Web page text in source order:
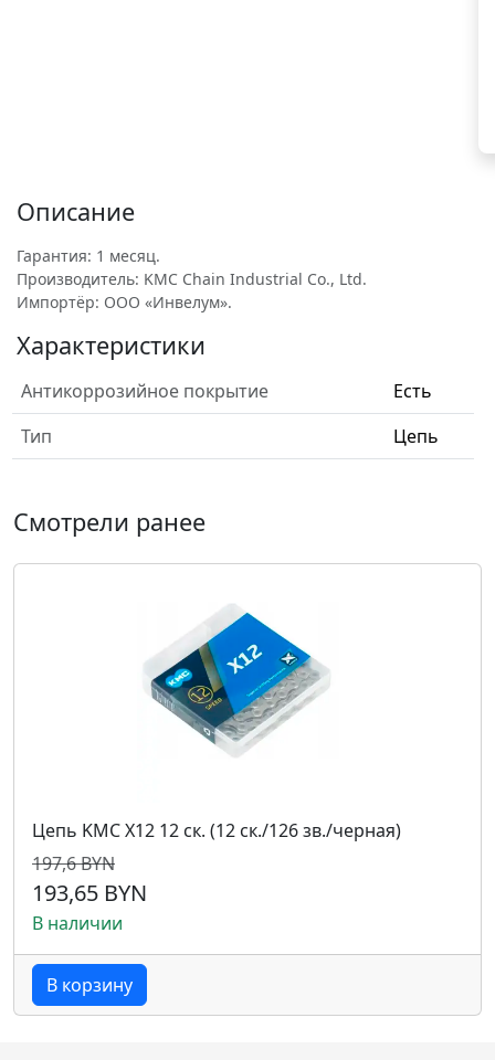
Описание
Гарантия: 1 месяц.
Производитель: KMC Chain Industrial Co., Ltd.
Импортёр: ООО «Инвелум».
Характеристики
Антикоррозийное покрытие
Есть
Тип
Цепь
Смотрели ранее
Цепь KMC X12 12 ск. (12 ск./126 зв./черная)
197,6 BYN
193,65 BYN
В наличии
В корзину